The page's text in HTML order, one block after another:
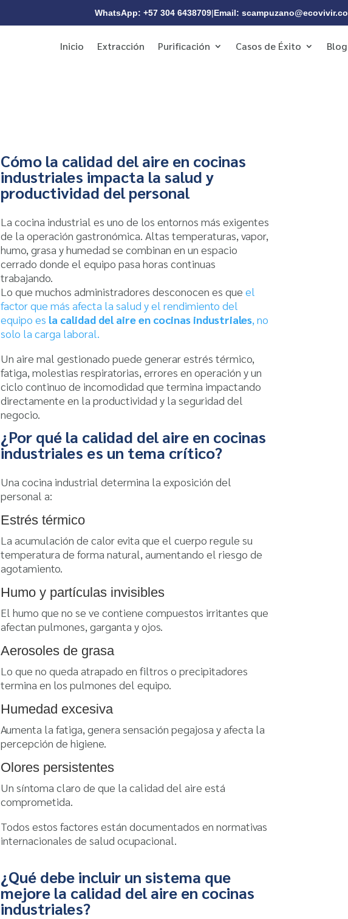
WhatsApp: +57 304 6438709|Email: scampuzano@ecovivir.co
Inicio Extracción Purificación Casos de Éxito Blog
Cómo la calidad del aire en cocinas
industriales impacta la salud y
productividad del personal
La cocina industrial es uno de los entornos más exigentes
de la operación gastronómica. Altas temperaturas, vapor,
humo, grasa y humedad se combinan en un espacio
cerrado donde el equipo pasa horas continuas
trabajando.
Lo que muchos administradores desconocen es que el
factor que más afecta la salud y el rendimiento del
equipo es la calidad del aire en cocinas industriales, no
solo la carga laboral.
Un aire mal gestionado puede generar estrés térmico,
fatiga, molestias respiratorias, errores en operación y un
ciclo continuo de incomodidad que termina impactando
directamente en la productividad y la seguridad del
negocio.
¿Por qué la calidad del aire en cocinas
industriales es un tema crítico?
Una cocina industrial determina la exposición del
personal a:
Estrés térmico
La acumulación de calor evita que el cuerpo regule su
temperatura de forma natural, aumentando el riesgo de
agotamiento.
Humo y partículas invisibles
El humo que no se ve contiene compuestos irritantes que
afectan pulmones, garganta y ojos.
Aerosoles de grasa
Lo que no queda atrapado en filtros o precipitadores
termina en los pulmones del equipo.
Humedad excesiva
Aumenta la fatiga, genera sensación pegajosa y afecta la
percepción de higiene.
Olores persistentes
Un síntoma claro de que la calidad del aire está
comprometida.
Todos estos factores están documentados en normativas
internacionales de salud ocupacional.
¿Qué debe incluir un sistema que
mejore la calidad del aire en cocinas
industriales?